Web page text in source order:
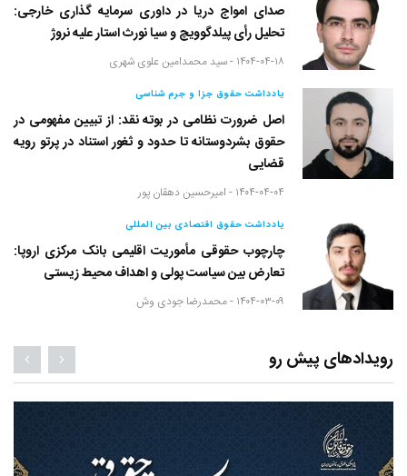
صدای امواج دریا در داوری سرمایه گذاری خارجی:
تحلیل رأی پیلدگوویچ و سیا نورث استار علیه نروژ
۱۴۰۴-۰۴-۱۸ - سید محمدامین علوی شهری
یادداشت حقوق جزا و جرم شناسی
اصل ضرورت نظامی در بوته نقد: از تبیین مفهومی در
حقوق بشردوستانه تا حدود و ثغور استناد در پرتو رویه
قضایی
۱۴۰۴-۰۴-۰۴ - امیرحسین دهقان پور
یادداشت حقوق اقتصادی بین المللی
چارچوب حقوقی مأموریت اقلیمی بانک مرکزی اروپا:
تعارض بین سیاست پولی و اهداف محیط زیستی
۱۴۰۴-۰۳-۰۹ - محمدرضا جودی وش
رویدادهای پیش رو